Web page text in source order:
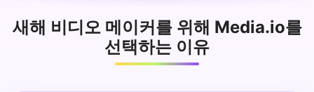
새해 비디오 메이커를 위해 Media.io를
선택하는 이유